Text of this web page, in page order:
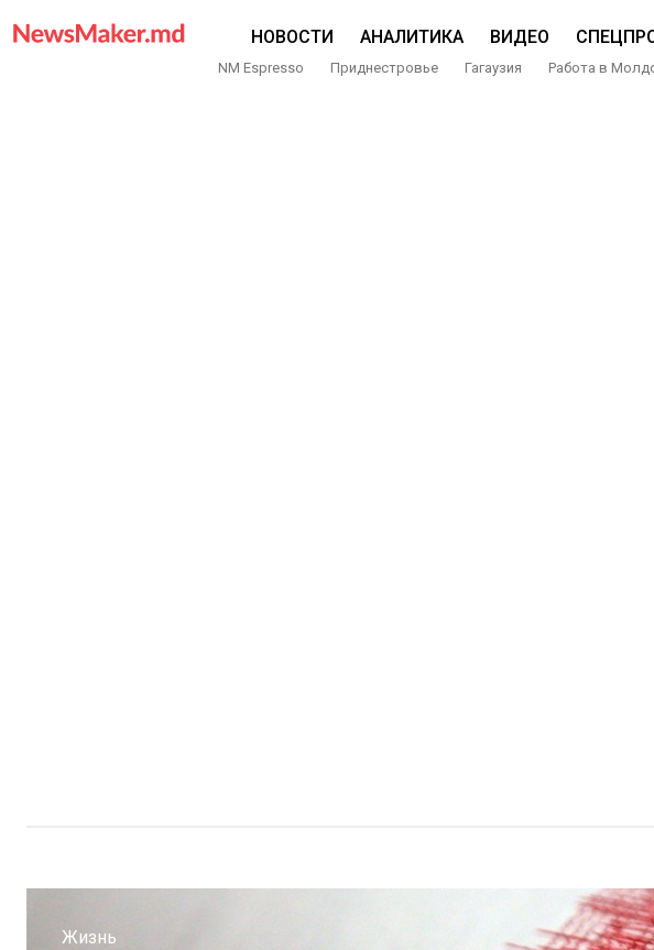
НОВОСТИ АНАЛИТИКА ВИДЕО
NM Espresso Приднестровье Гагаузия Работа в
Жизнь